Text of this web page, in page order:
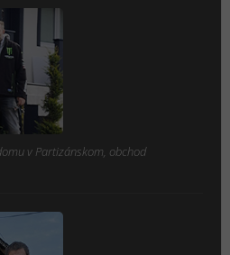
v Partizánskom, obchod